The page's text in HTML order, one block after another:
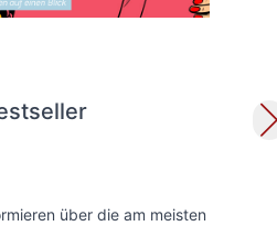
über die am meisten